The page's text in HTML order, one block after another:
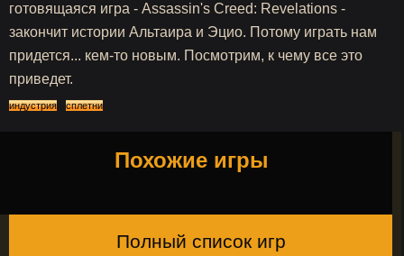
готовящаяся игра - Assassin's Creed: Revelations -
закончит истории Альтаира и Эцио. Потому играть нам
придется... кем-то новым. Посмотрим, к чему все это
приведет.
индустрия сплетни
Похожие игры
Полный список игр